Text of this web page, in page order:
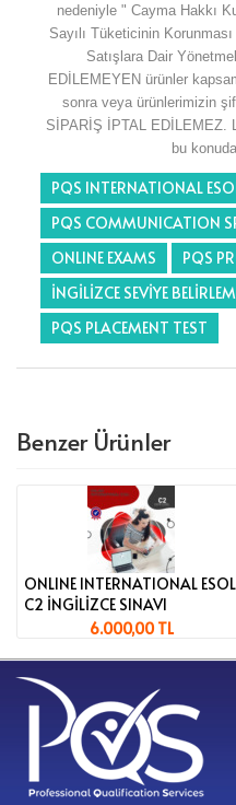
nedeniyle " Cayma Hakkı
Sayılı Tüketicinin
Satışlara Dair
EDİLEMEYEN ürünler
sonra veya ürünlerimizin
SİPARİŞ İPTAL EDİLEMEZ.
bu
PQS INTERNATIONAL
PQS COMMUNICATION
ONLINE EXAMS
PQS
İNGİLİZCE SEVİYE
PQS PLACEMENT TEST
Benzer Ürünler
ONLINE INTERNATIONAL ESOL
C2 İNGİLİZCE SINAVI
6.000,00 TL